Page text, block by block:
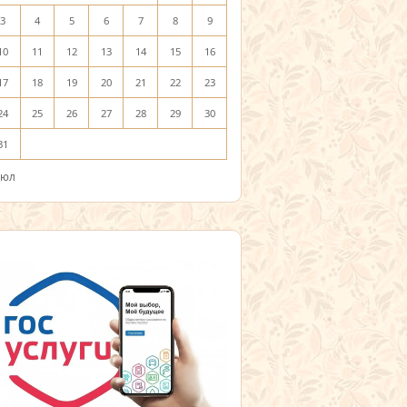
3 4 5 6 7 8 9
11 12 13 14 15 16
18 19 20 21 22 23
25 26 27 28 29 30